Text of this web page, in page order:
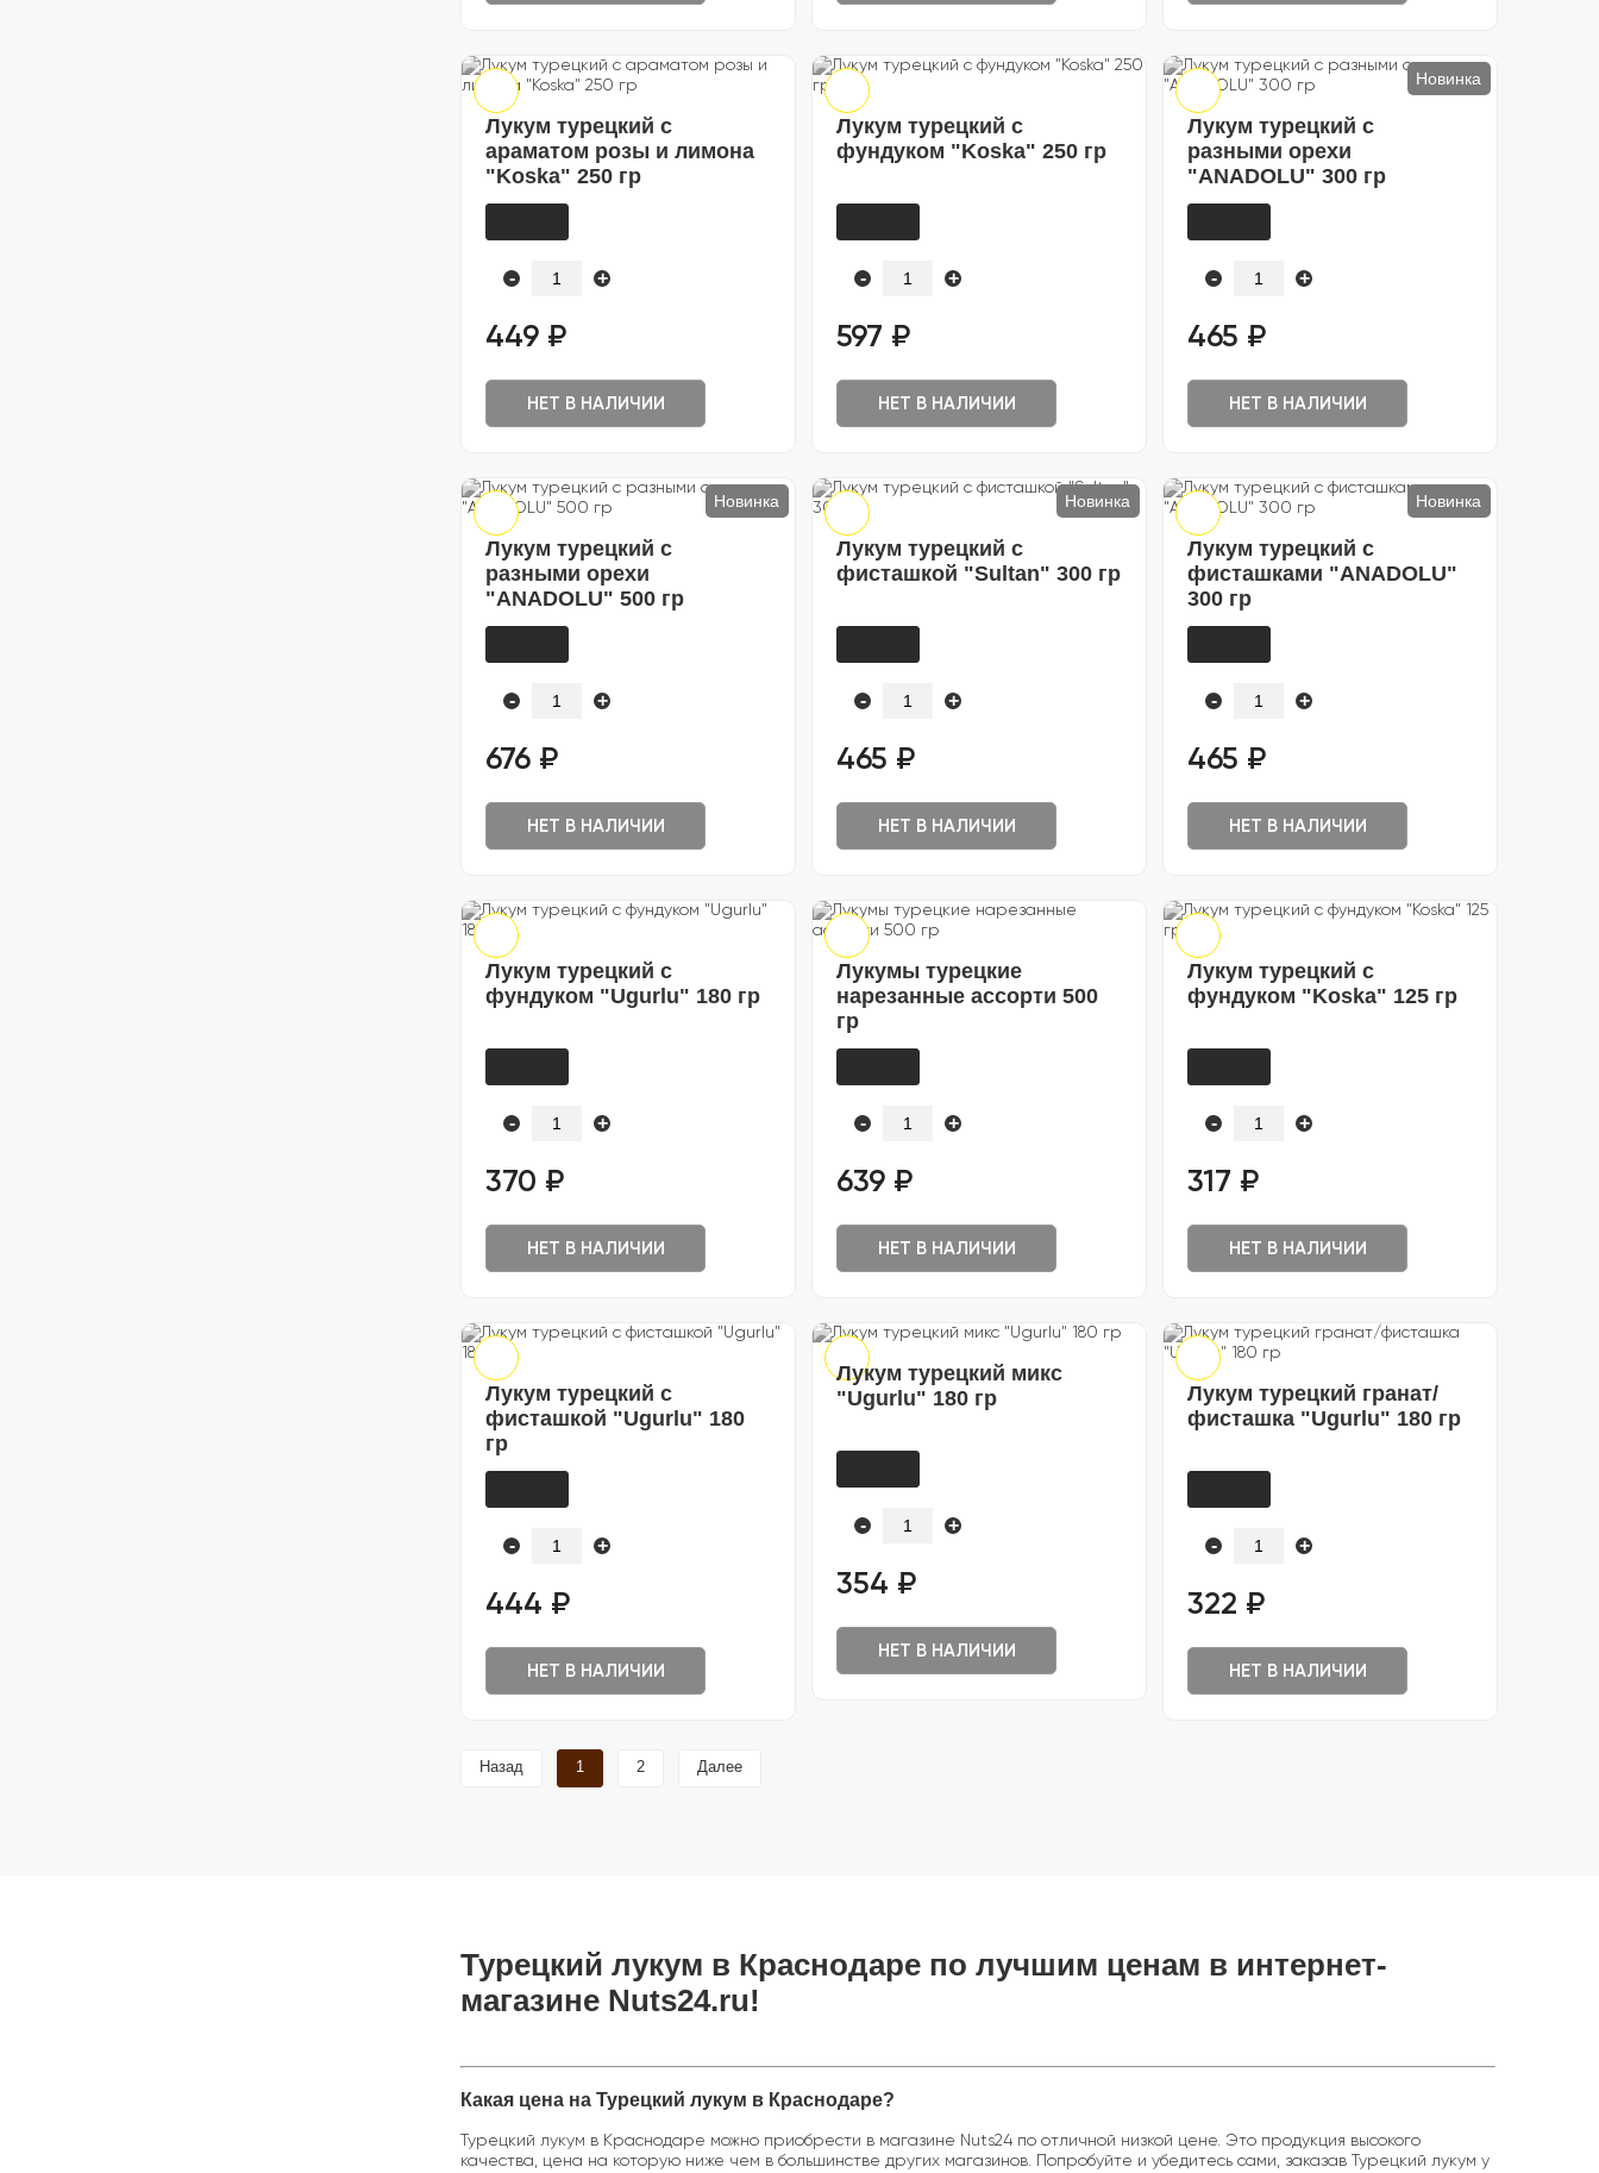
Лукум турецкий с
араматом розы и лимона
"Koska" 250 гр
- +
449 ₽
НЕТ В НАЛИЧИИ
Лукум турецкий с
фундуком "Koska" 250 гр
- +
597 ₽
НЕТ В НАЛИЧИИ
Новинка
Лукум турецкий с
разными орехи
"ANADOLU" 300 гр
- +
465 ₽
НЕТ В НАЛИЧИИ
Новинка
Лукум турецкий с
разными орехи
"ANADOLU" 500 гр
- +
676 ₽
НЕТ В НАЛИЧИИ
Новинка
Лукум турецкий с
фисташкой "Sultan" 300 гр
- +
465 ₽
НЕТ В НАЛИЧИИ
Новинка
Лукум турецкий с
фисташками "ANADOLU"
300 гр
- +
465 ₽
НЕТ В НАЛИЧИИ
Лукум турецкий с
фундуком "Ugurlu" 180 гр
- +
370 ₽
НЕТ В НАЛИЧИИ
Лукумы турецкие
нарезанные ассорти 500
гр
- +
639 ₽
НЕТ В НАЛИЧИИ
Лукум турецкий с
фундуком "Koska" 125 гр
- +
317 ₽
НЕТ В НАЛИЧИИ
Лукум турецкий с
фисташкой "Ugurlu" 180
гр
- +
444 ₽
НЕТ В НАЛИЧИИ
Лукум турецкий микс
"Ugurlu" 180 гр
- +
354 ₽
НЕТ В НАЛИЧИИ
Лукум турецкий гранат/
фисташка "Ugurlu" 180 гр
- +
322 ₽
НЕТ В НАЛИЧИИ
Назад 1 2 Далее
Турецкий лукум в Краснодаре по лучшим ценам в интернет-
магазине Nuts24.ru!
Какая цена на Турецкий лукум в Краснодаре?
Турецкий лукум в Краснодаре можно приобрести в магазине Nuts24 по отличной низкой цене. Это продукция высокого
качества, цена на которую ниже чем в большинстве других магазинов. Попробуйте и убедитесь сами, заказав Турецкий лукум у